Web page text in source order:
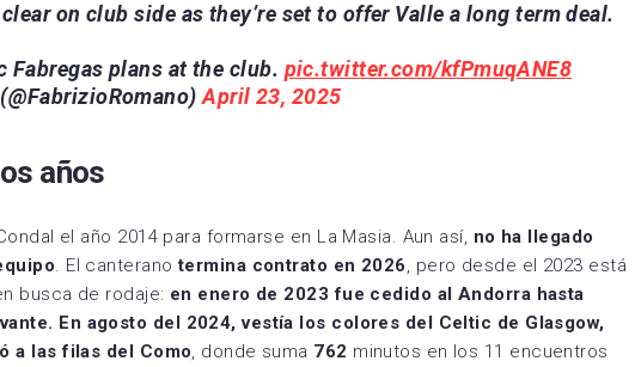
on club side as they’re set to offer Valle a long term deal.
Fabregas plans at the club. pic.twitter.com/kfPmuqANE8
April 23, 2025
años
el año 2014 para formarse en La Masia. Aun así, no ha llegado
. El canteranotermina contrato en 2026, pero desde el 2023 está
busca de rodaje: en enero de 2023 fue cedido al Andorra hasta
En agosto del 2024, vestía los colores del Celtic de Glasgow,
a las filas del Como, donde suma 762 minutos en los 11 encuentros